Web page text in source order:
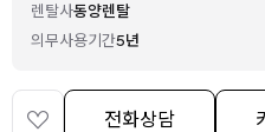
렌탈사동양렌탈
의무사용기간5년
전화상담